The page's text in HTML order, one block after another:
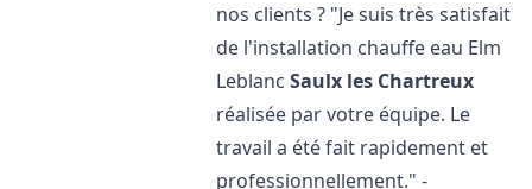
nos clients ? "Je suis très satisfait
de l'installation chauffe eau Elm
LeblancSaulx les Chartreux
réalisée par votre équipe. Le
travail a été fait rapidement et
professionnellement." -